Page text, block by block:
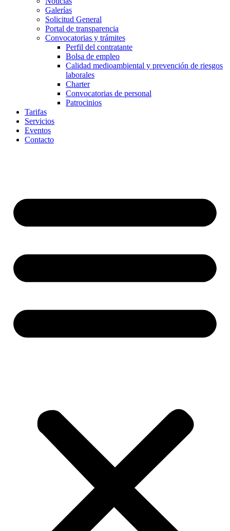
Galerías
Solicitud General
Portal de transparencia
Convocatorias y trámites
Perfil del contratante
Bolsa de empleo
Calidad medioambiental y prevención de riesgos
laborales
Charter
Convocatorias de personal
Patrocinios
Tarifas
Servicios
Eventos
Contacto